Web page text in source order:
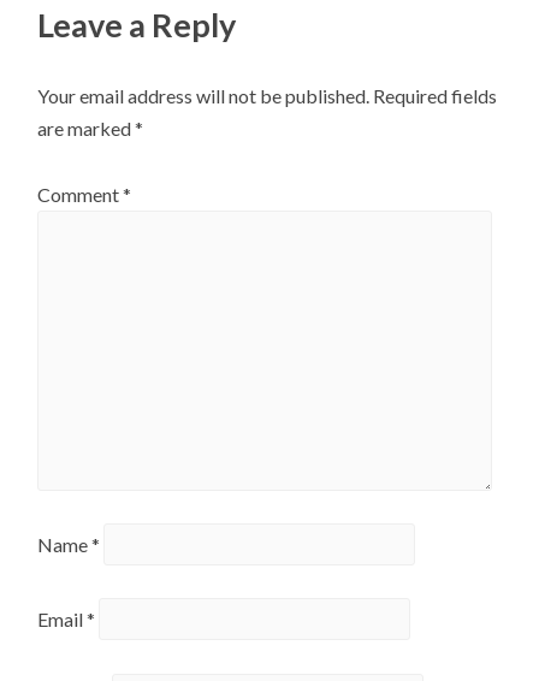
Leave a Reply
Your email address will not be published. Required fields
are marked*
Comment*
Name*
Email*